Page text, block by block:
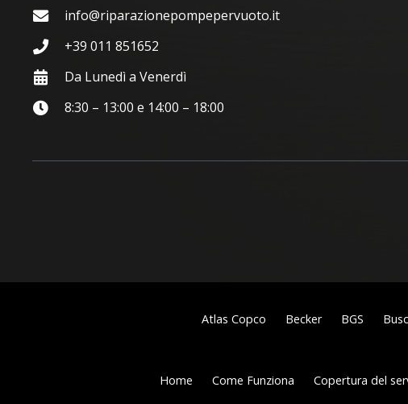
info@riparazionepompepervuoto.it
+39 011 851652
Da Lunedì a Venerdì
8:30 – 13:00 e 14:00 – 18:00
Atlas Copco Becker BGS
Home Come Funziona Copertura del